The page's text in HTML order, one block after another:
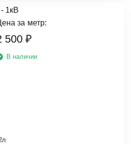
1кВ
за метр:
500 ₽
В наличии